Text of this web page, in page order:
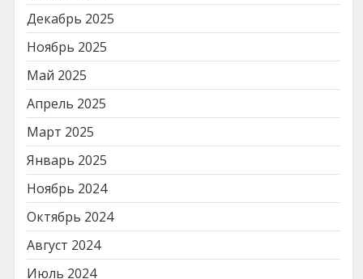
Декабрь 2025
Ноябрь 2025
Май 2025
Апрель 2025
Март 2025
Январь 2025
Ноябрь 2024
Октябрь 2024
Август 2024
Июль 2024